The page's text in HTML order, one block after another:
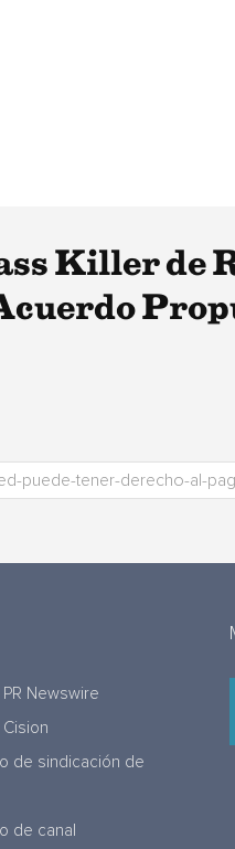
Killer de
Newswire
de sindicación de
de canal